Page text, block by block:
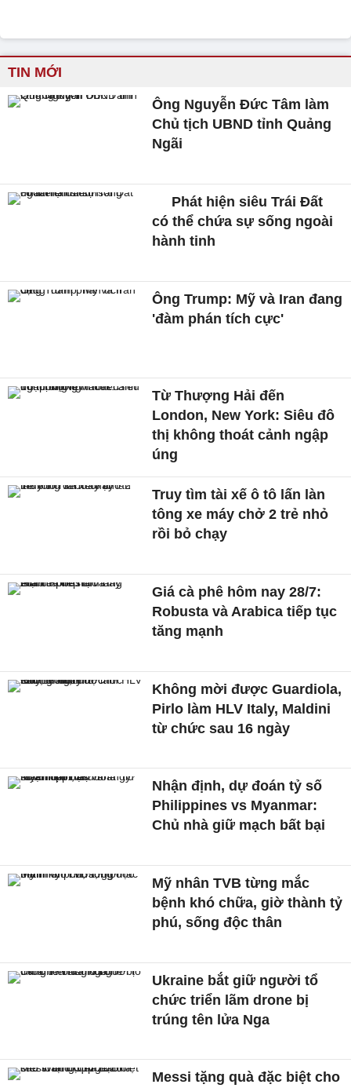
TIN MỚI
Ông Nguyễn Đức Tâm làm
Chủ tịch UBND tỉnh Quảng
Ngãi
Phát hiện siêu Trái Đất
có thể chứa sự sống ngoài
hành tinh
Ông Trump: Mỹ và Iran đang
'đàm phán tích cực'
Từ Thượng Hải đến
London, New York: Siêu đô
thị không thoát cảnh ngập
úng
Truy tìm tài xế ô tô lấn làn
tông xe máy chở 2 trẻ nhỏ
rồi bỏ chạy
Giá cà phê hôm nay 28/7:
Robusta và Arabica tiếp tục
tăng mạnh
Không mời được Guardiola,
Pirlo làm HLV Italy, Maldini
từ chức sau 16 ngày
Nhận định, dự đoán tỷ số
Philippines vs Myanmar:
Chủ nhà giữ mạch bất bại
Mỹ nhân TVB từng mắc
bệnh khó chữa, giờ thành tỷ
phú, sống độc thân
Ukraine bắt giữ người tổ
chức triển lãm drone bị
trúng tên lửa Nga
Messi tặng quà đặc biệt cho